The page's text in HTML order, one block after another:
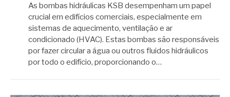
As bombas hidráulicas KSB desempenham um papel
crucial em edifícios comerciais, especialmente em
sistemas de aquecimento, ventilação e ar
condicionado (HVAC). Estas bombas são responsáveis
​​por fazer circular a água ou outros fluidos hidráulicos
por todo o edifício, proporcionando o…